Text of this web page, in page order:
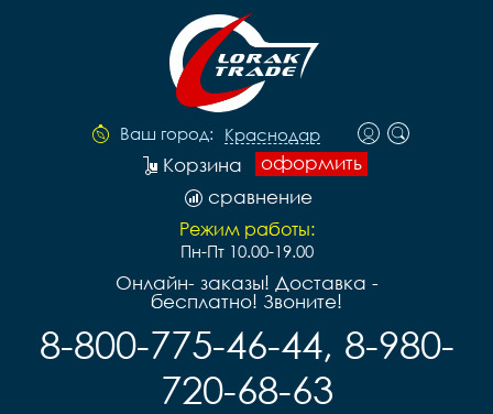
Ваш город: Краснодар
оформить
Корзина
сравнение
Режим работы:
Пн-Пт 10.00-19.00
Онлайн- заказы! Доставка -
бесплатно! Звоните!
8-800-775-46-44, 8-980-
720-68-63